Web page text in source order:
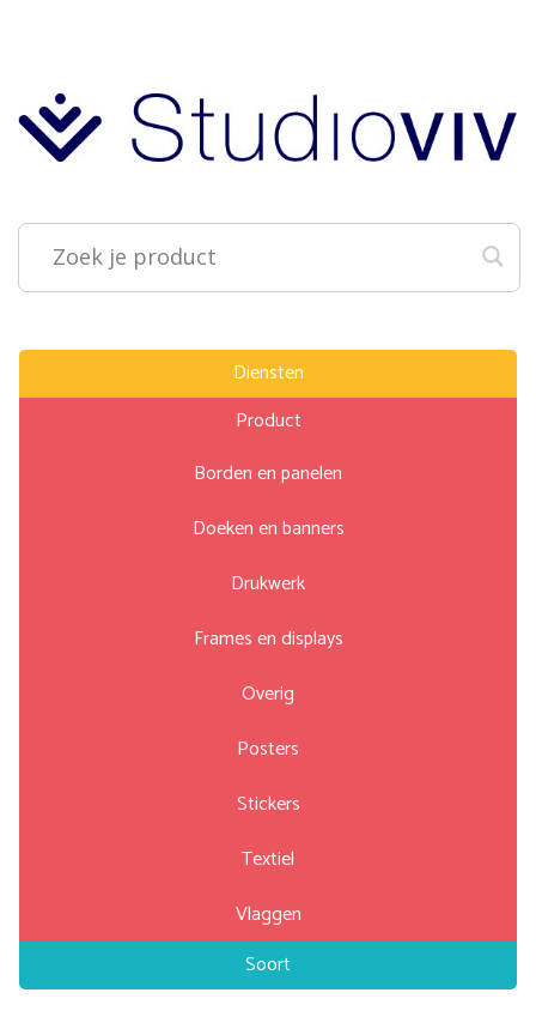
Diensten
Product
Borden en panelen
Doeken en banners
Drukwerk
Frames en displays
Overig
Posters
Stickers
Textiel
Vlaggen
Soort